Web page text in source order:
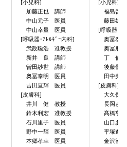
[小児科]
加藤正也 講師
中山元子 医員
中山幸量 医員
[呼吸器･ｱﾚﾙｷﾞｰ内科]
武政聡浩 准教授
新井 良 講師
曽田紗世 講師
奥冨泰明 医員
吉田亘輝 医員
[皮膚科]
井川 健 教授
鈴木利宏 准教授
石川里子 医員
野中一輝 医員
本郷孝幸 医員
[小児科]
福島啓
藤田雄
[呼吸器･ｱ
奥冨泰
奥冨朋
丁 倫
後藤優
田中美
[皮膚科]
大久保
長岡さ
髙橋亨
山口あ
平塚進
金沢